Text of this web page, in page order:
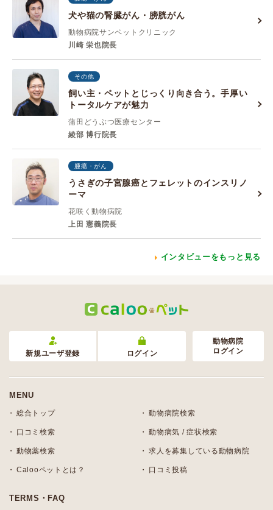
犬や猫の腎臓がん・膀胱がん
動物病院サンペットクリニック
川崎 栄也院長
その他
飼い主・ペットとじっくり向き合う。手厚い
トータルケアが魅力
蒲田どうぶつ医療センター
綾部 博行院長
腫瘍・がん
うさぎの子宮腺癌とフェレットのインスリノ
ーマ
花咲く動物病院
上田 憲義院長
インタビューをもっと見る
新規ユーザ登録 ログイン
動物病院
ログイン
MENU
総合トップ 動物病院検索
口コミ検索 動物病気 / 症状検索
動物薬検索 求人を募集している動物病院
Calooペットとは？ 口コミ投稿
TERMS・FAQ